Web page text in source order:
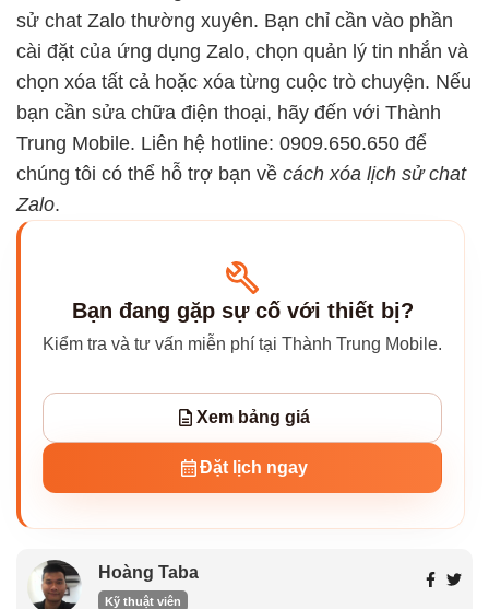
sử chat Zalo thường xuyên. Bạn chỉ cần vào phần
cài đặt của ứng dụng Zalo, chọn quản lý tin nhắn và
chọn xóa tất cả hoặc xóa từng cuộc trò chuyện. Nếu
bạn cần sửa chữa điện thoại, hãy đến với Thành
Trung Mobile. Liên hệ hotline: 0909.650.650 để
chúng tôi có thể hỗ trợ bạn về cách xóa lịch sử chat
Zalo.
Bạn đang gặp sự cố với thiết bị?
Kiểm tra và tư vấn miễn phí tại Thành Trung Mobile.
Xem bảng giá
Đặt lịch ngay
Hoàng Taba
Kỹ thuật viên